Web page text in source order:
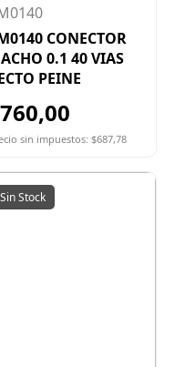
CONECTOR
0.1 40 VIAS
PEINE
sin impuestos: $687,78
Sin Stock